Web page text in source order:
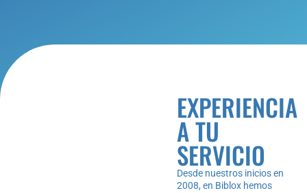
EXPERIENCIA
A TU
SERVICIO
Desde nuestros inicios en
2008, en Biblox hemos